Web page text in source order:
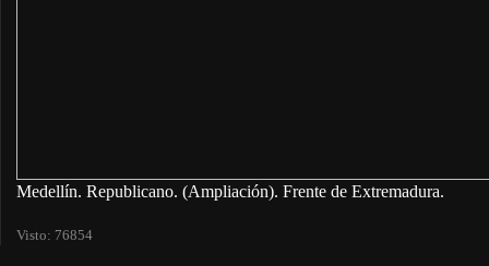
Medellín. Republicano. (Ampliación). Frente de Extremadura.
Visto: 76854